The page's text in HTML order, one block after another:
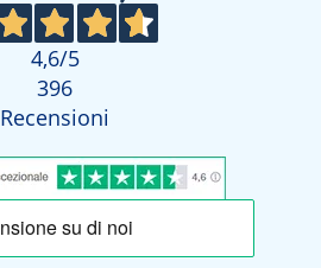
4,6/5
396
Recensioni